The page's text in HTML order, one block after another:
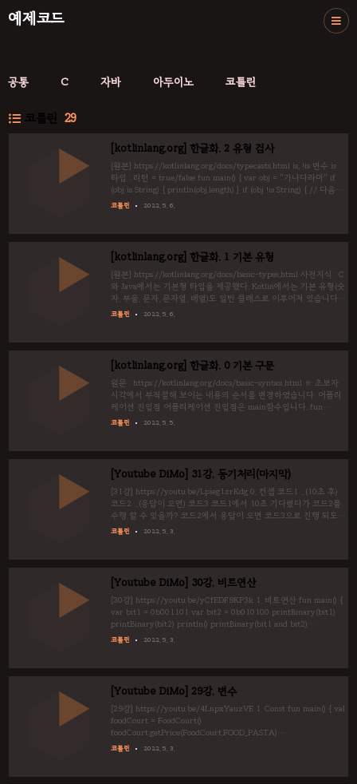
예제코드
공통 C 자바 아두이노 코틀린
코틀린 29
[kotlinlang.org] 한글화. 2 유형 검사
[원본] https://kotlinlang.org/docs/typecasts.html is, !is 변수 is
타입 : 리턴 = true/false fun main() { var obj = "가나다라마" if
(obj is String) { println(obj.length) } if (obj !is String) { // 다음과
같습니다 : !(obj is String) println("Not a String") } else {
트(사용)할 수 있습니다. 경우1 : if 이하에서.. ..
코틀린 2022. 5. 6.
[kotlinlang.org] 한글화. 1 기본 유형
[원본] https://kotlinlang.org/docs/basic-types.html 사전지식 : C
와 Java에서는 기본형 타입을 제공했다. Kotlin에서는 기본 유형(숫
자, 부울, 문자, 문자열, 배열)도 일반 클래스로 이루어져 있습니다.
숫자 정수 Kotlin에서 4개의 숫자유형(Byte, Short, Int, Long)을 사
을 붙여줍니다. Byte(8bit), Short(16bit), Int(32bit:기본),
Long(64bit) 강제 Long선언 : 접미사 L (예 : 123L..
코틀린 2022. 5. 6.
[kotlinlang.org] 한글화. 0 기본 구문
원문 : https://kotlinlang.org/docs/basic-syntax.html ※ 초보자
시각에서 부적절해 보이는 내용의 순서를 변경하였습니다. 어플리
케이션 진입점 어플리케이션 진입점은 main함수입니다. fun
main() { println(result) } print는 기본 출력함수입니다. println은
내용 */ // 한줄 주석입니다. /* 여러줄 주석입니다. */ 변수 변수
선언은 var 또는 val을 사용합니다. 변수를 문자..
코틀린 2022. 5. 5.
[Youtube DiMo] 31강. 동기처리(마지막)
[31강] https://youtu.be/Lpieg1zrKdg 0. 컨셉 코드1 ...(10초 후)
코드2 ...(응답이 오면) 코드3 코드1에서 10초 기다렸다가 코드2를
수행 할 수 있을까? 코드2에서 응답이 오면 코드3으로 진행 되도록
할 수 있을까? 만약 프로그램이 나 혼자라면, 10초 동안 의미 없는
kotlinx.coroutines.* 을 import하기 launch로 실행하기 (람다함수
형) main이 종료되면 다 같이 종료되므로 runBlocking을 통해서
막아주기 import kotlinx.corouti..
코틀린 2022. 5. 3.
[Youtube DiMo] 30강. 비트연산
[30강] https://youtu.be/yCfEDF9KP3k 1. 비트연산 fun main() {
var bit1 = 0b001101 var bit2 = 0b010100 printBinary(bit1)
printBinary(bit2) println() printBinary(bit1 and bit2)
printBinary(bit1 or bit2) printBinary(bit1 xor bit2) println()
코틀린 2022. 5. 3.
[Youtube DiMo] 29강. 변수
[29강] https://youtu.be/4LnpxYauzVE 1. Const fun main() { val
foodCourt = FoodCourt()
foodCourt.getPrice(FoodCourt.FOOD_PASTA)
foodCourt.getPrice(FoodCourt.FOOD_STEAK)
코틀린 2022. 5. 3.